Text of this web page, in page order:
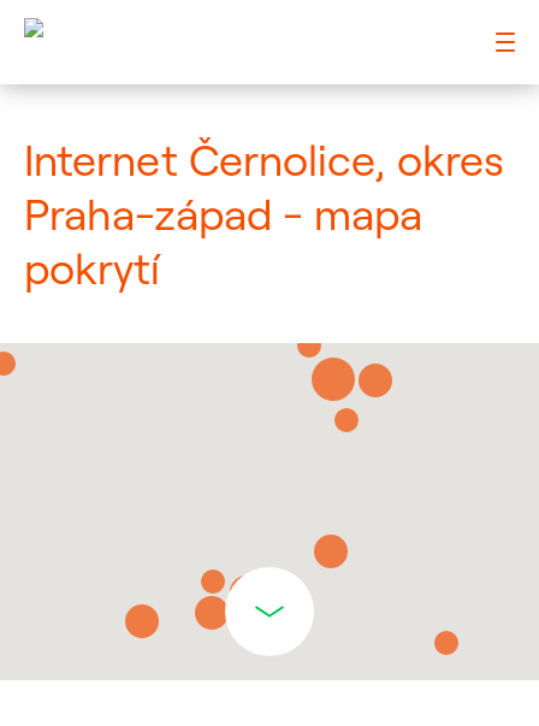
Internet Černolice, okres
Praha-západ - mapa
pokrytí
: Mapa pokrytí město